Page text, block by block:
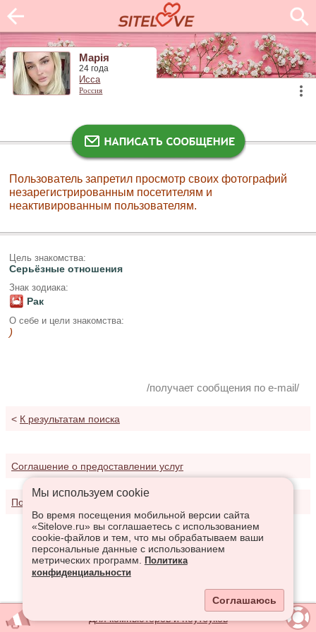
Марія
24 года
Исса
Россия
Пользователь запретил просмотр своих фотографий
незарегистрированным посетителям и
неактивированным пользователям.
Цель знакомства:
Серьёзные отношения
Знак зодиака:
Рак
О себе и цели знакомства:
)
/получает сообщения по e-mail/
< К результатам поиска
Соглашение о предоставлении услуг
Политика конфиденциальности
Мы используем сookie
Во время посещения мобильной версии сайта
«Sitelove.ru» вы соглашаетесь с использованием
cookie-файлов и тем, что мы обрабатываем ваши
персональные данные с использованием
метрических программ.
Политика
конфиденциальности
Соглашаюсь
Для компьютеров и ноутбуков